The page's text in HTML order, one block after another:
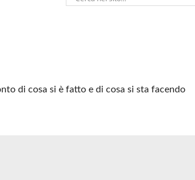
di cosa si è fatto e di cosa si sta facendo